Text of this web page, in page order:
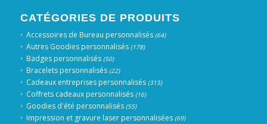
CATÉGORIES DE PRODUITS
Accessoires de Bureau personnalisés (64)
Autres Goodies personnalisés (178)
Badges personnalisés (50)
Bracelets personnalisés (22)
Cadeaux entreprises personnalisés (315)
Coffrets cadeaux personnalisés (16)
Goodies d'été personnalisés (55)
Impression et gravure laser personnalisées (69)